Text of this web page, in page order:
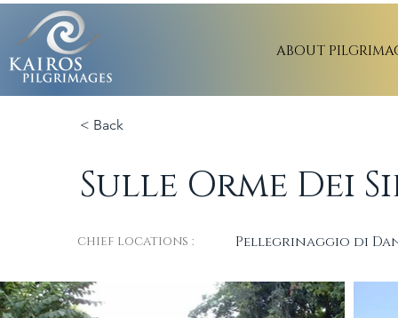
ABOUT
< Back
Sulle Orme Dei
chief locations : Pellegrinaggio di